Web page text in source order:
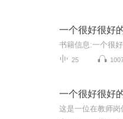
一个很好很好
25
一个很好很好